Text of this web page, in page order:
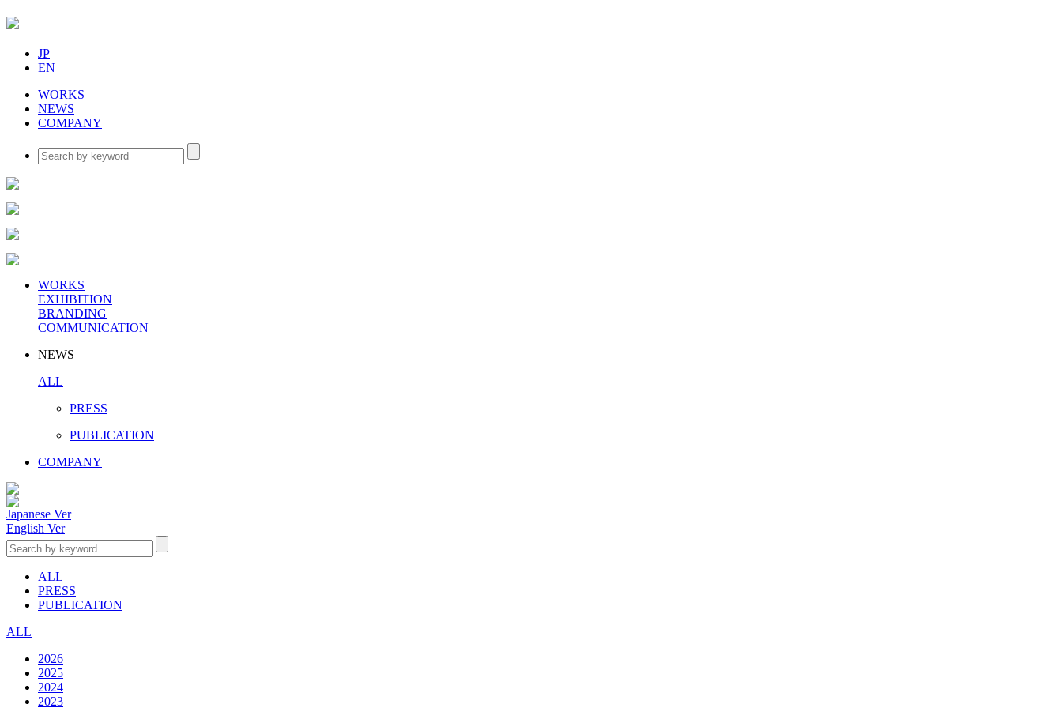
JP
EN
WORKS
NEWS
COMPANY
WORKS
EXHIBITION
BRANDING
COMMUNICATION
NEWS
ALL
PRESS
PUBLICATION
COMPANY
Japanese Ver
English Ver
ALL
PRESS
PUBLICATION
ALL
2026
2025
2024
2023